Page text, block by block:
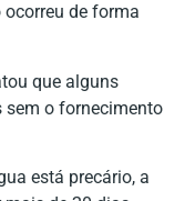
de forma
que alguns
sem o fornecimento
está precário, a